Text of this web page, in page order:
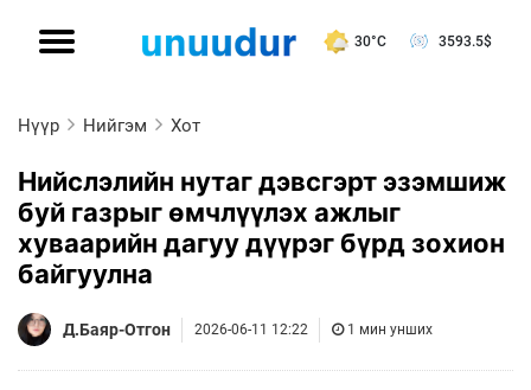
30°C 3593.5$
Нүүр Нийгэм Хот
Нийслэлийн нутаг дэвсгэрт эзэмшиж
буй газрыг өмчлүүлэх ажлыг
хуваарийн дагуу дүүрэг бүрд зохион
байгуулна
Д.Баяр-Отгон 2026-06-11 12:22 1 мин унших